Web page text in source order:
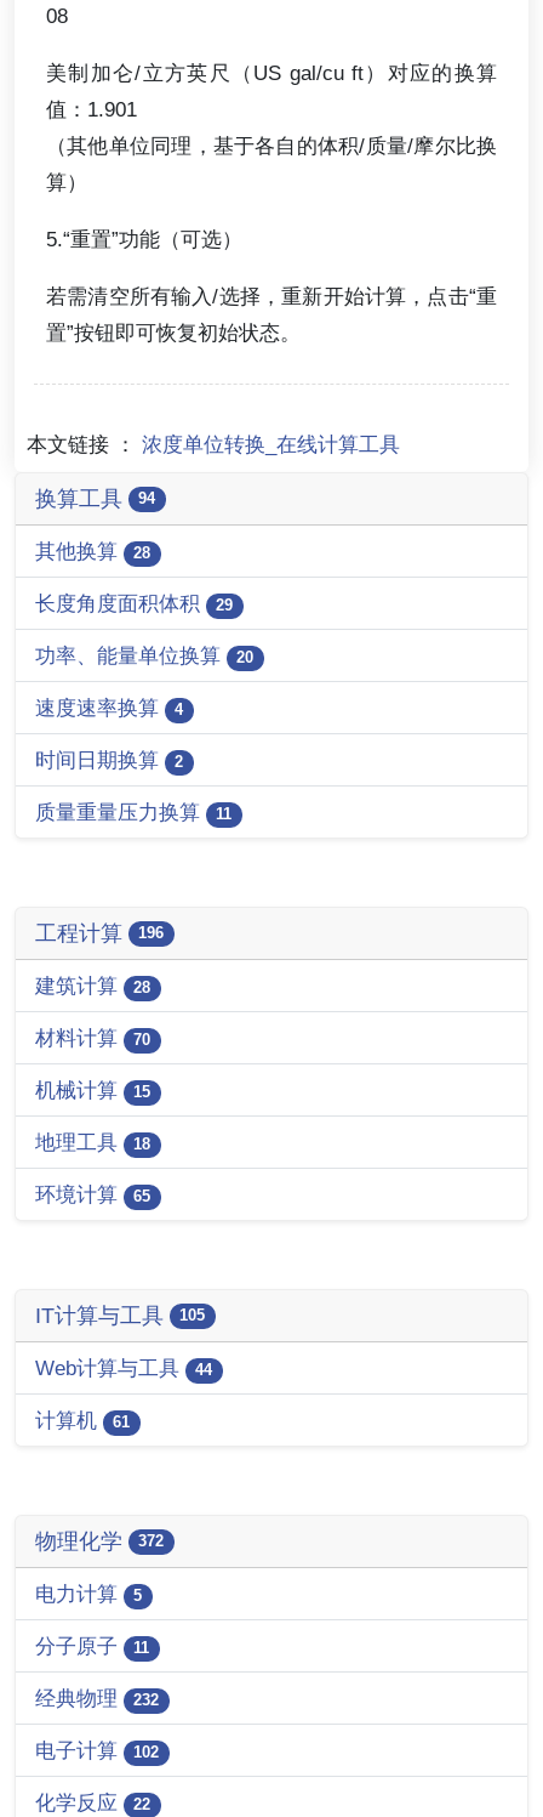
08
美制加仑/立方英尺（US gal/cu ft）对应的换算
值：1.901
（其他单位同理，基于各自的体积/质量/摩尔比换
算）
5.“重置”功能（可选）
若需清空所有输入/选择，重新开始计算，点击“重
置”按钮即可恢复初始状态。
本文链接 ： 浓度单位转换_在线计算工具
换算工具 94
其他换算 28
长度角度面积体积 29
功率、能量单位换算 20
速度速率换算 4
时间日期换算 2
质量重量压力换算 11
工程计算 196
建筑计算 28
材料计算 70
机械计算 15
地理工具 18
环境计算 65
IT计算与工具 105
Web计算与工具 44
计算机 61
物理化学 372
电力计算 5
分子原子 11
经典物理 232
电子计算 102
化学反应 22